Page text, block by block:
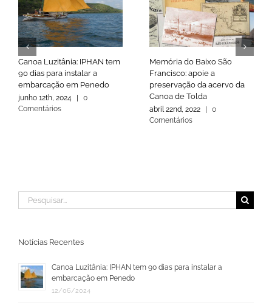
Canoa Luzitânia: IPHAN tem
90 dias para instalar a
embarcação em Penedo
junho 12th, 2024
0
Comentários
Memória do Baixo São
Francisco: apoie a
preservação da acervo da
Canoa de Tolda
abril 22nd, 2022
0
Comentários
Buscar
resultados
Notícias Recentes
Canoa Luzitânia: IPHAN tem 90 dias para instalar a
embarcação em Penedo
12/06/2024